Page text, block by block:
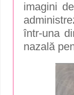
imagini
într-una
nazală